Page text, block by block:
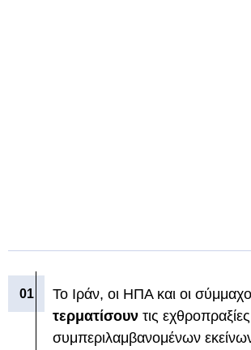
Το Ιράν, οι ΗΠΑ και οι
τερματίσουν τις
συμπεριλαμβανομένων